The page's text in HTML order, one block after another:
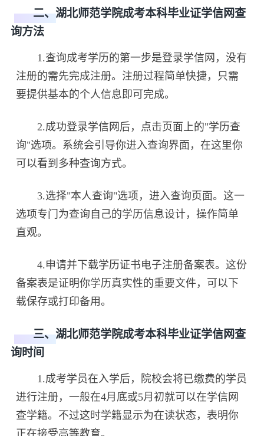
二、湖北师范学院成考本科毕业证学信网查
询方法
1.查询成考学历的第一步是登录学信网，没有
注册的需先完成注册。注册过程简单快捷，只需
要提供基本的个人信息即可完成。
2.成功登录学信网后，点击页面上的"学历查
询"选项。系统会引导你进入查询界面，在这里你
可以看到多种查询方式。
3.选择"本人查询"选项，进入查询页面。这一
选项专门为查询自己的学历信息设计，操作简单
直观。
4.申请并下载学历证书电子注册备案表。这份
备案表是证明你学历真实性的重要文件，可以下
载保存或打印备用。
三、湖北师范学院成考本科毕业证学信网查
询时间
1.成考学员在入学后，院校会将已缴费的学员
进行注册，一般在4月底或5月初就可以在学信网
查学籍。不过这时学籍显示为在读状态，表明你
正在接受高等教育。